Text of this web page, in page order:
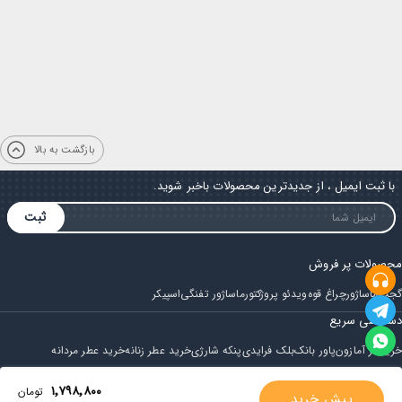
۱٬۷۹۸٬۸۰۰ تومان
بازگشت به بالا
با ثبت ایمیل ، از جدیدترین محصولات باخبر شوید.
ثبت
محصولات پر فروش
گجتماساژورچراغ قوهویدئو پروژکتورماساژور تفنگیاسپیکر
دسترسی سریع
خرید از آمازونپاور بانکبلک فرایدیپنکه شارژیخرید عطر زنانهخرید عطر مردانه
فروشگاه